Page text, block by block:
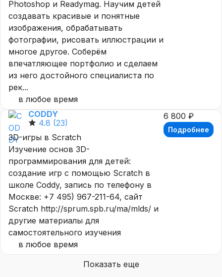
Photoshop и Readymag. Научим детей
создавать красивые и понятные
изображения, обрабатывать
фотографии, рисовать иллюстрации и
многое другое. Соберём
впечатляющее портфолио и сделаем
из него достойного специалиста по
рек...
в любое время
CODDY
4.8 (23)
3D-игры в Scratch
Изучение основ 3D-
программирования для детей:
создание игр с помощью Scratch в
школе Coddy, запись по телефону в
Москве: +7 495) 967-211-64, сайт
Scratch http://sprum.spb.ru/ma/mlds/ и
другие материалы для
самостоятельного изучения
в любое время
6 800 ₽
Подробнее
Показать еще